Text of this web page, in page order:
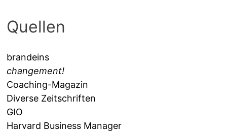
Quellen
brandeins
changement!
Coaching-Magazin
Diverse Zeitschriften
GIO
Harvard Business Manager